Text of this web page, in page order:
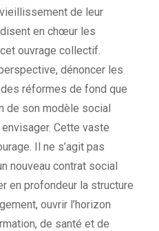
de leur
disent en chœur les
ouvrage collectif.
dénoncer les
réformes de fond que
de son modèle social
envisager. Cette vaste
Il ne s’agit pas
nouveau contrat social
en profondeur la structure
ouvrir l’horizon
de santé et de